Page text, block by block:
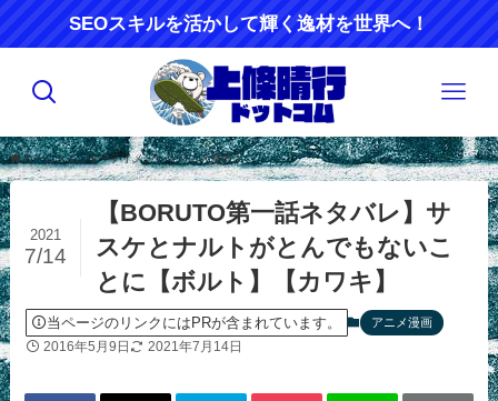
SEOスキルを活かして輝く逸材を世界へ！
ホーム エンターティメント アニメ漫画
【BORUTO第一話ネタバレ】サ
スケとナルトがとんでもないこ
とに【ボルト】【カワキ】
2021
7/14
当ページのリンクにはPRが含まれています。 アニメ漫画
2016年5月9日 2021年7月14日